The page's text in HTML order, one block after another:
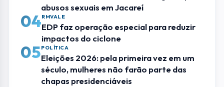
abusos sexuais em Jacareí
04RMVALE
EDP faz operação especial para reduzir
impactos do ciclone
05POLÍTICA
Eleições 2026: pela primeira vez em um
século, mulheres não farão parte das
chapas presidenciáveis